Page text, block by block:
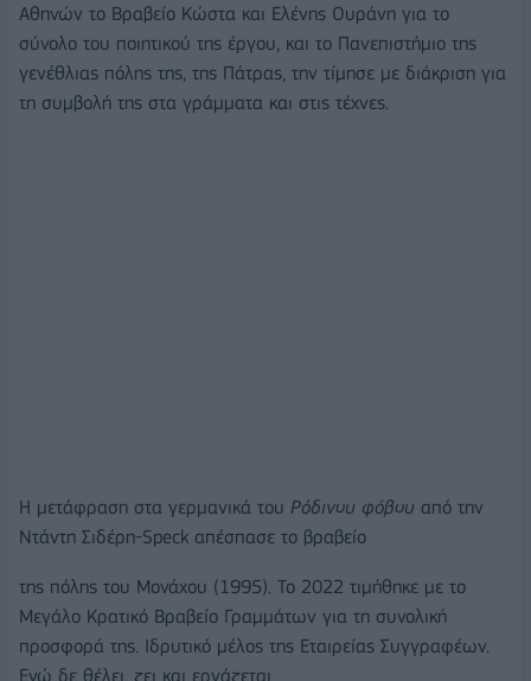
Αθηνών το Βραβείο Κώστα και Ελένης Ουράνη για το
σύνολο του ποιητικού της έργου, και το Πανεπιστήµιο της
γενέθλιας πόλης της, της Πάτρας, την τίµησε µε διάκριση για
τη συµβολή της στα γράµµατα και στις τέχνες.
Η µετάφραση στα γερµανικά του Ρόδινου φόβου από την
Ντάντη Σιδέρη-Speck απέσπασε το βραβείο
της πόλης του Μονάχου (1995). Το 2022 τιµήθηκε µε το
Μεγάλο Κρατικό Βραβείο Γραµµάτων για τη συνολική
προσφορά της. Ιδρυτικό µέλος της Εταιρείας Συγγραφέων.
Ενώ δε θέλει, ζει και εργάζεται